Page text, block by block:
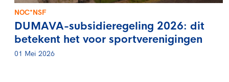
NOC*NSF
DUMAVA-subsidieregeling 2026: dit
betekent het voor sportverenigingen
01 Mei 2026